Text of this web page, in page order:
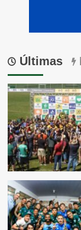
Últimas